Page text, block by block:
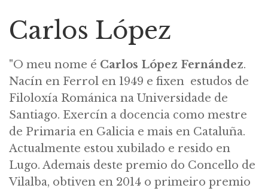
Carlos López
"O meu nome é Carlos López Fernández.
Nacín en Ferrol en 1949 e fixen estudos de
Filoloxía Románica na Universidade de
Santiago. Exercín a docencia como mestre
de Primaria en Galicia e mais en Cataluña.
Actualmente estou xubilado e resido en
Lugo. Ademais deste premio do Concello de
Vilalba, obtiven en 2014 o primeiro premio